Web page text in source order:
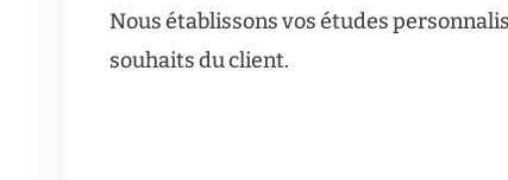
Nous établissons vos études
souhaits du client.